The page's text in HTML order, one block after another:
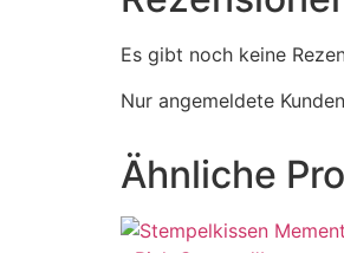
Es gibt noch keine
Nur angemeldete
Ähnliche